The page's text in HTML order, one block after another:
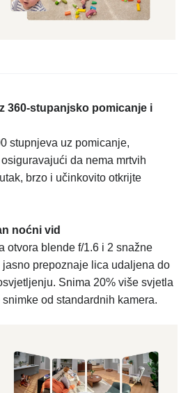
360-stupanjsko pomicanje i
stupnjeva uz pomicanje,
da nema mrtvih
brzo i učinkovito otkrijte
noćni vid
otvora blende f/1.6 i 2 snažne
prepoznaje lica udaljena do
Snima 20% više svjetla
od standardnih kamera.